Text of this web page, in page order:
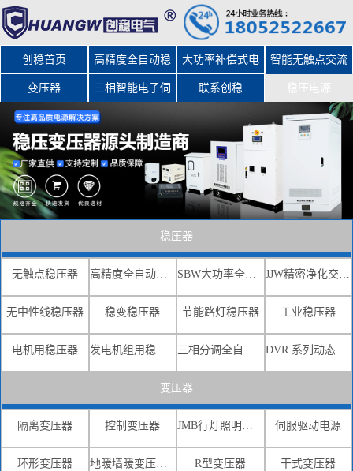
创稳首页 高精度全自动稳
压器
大功率补偿式电
力稳压器
智能无触点交流
变压器 三相智能电子伺 联系创稳
稳压器
无触点稳压器 高精度全自动交流稳压器 SBW大功率全自动补偿式电力稳压器 JJW精密净化交流稳压电源
无中性线稳压器 稳变稳压器 节能路灯稳压器 工业稳压器
电机用稳压器 发电机组用稳压器 三相分调全自动补偿式电力稳压器 DVR 系列动态电压恢复器
变压器
隔离变压器 控制变压器 JMB行灯照明变压器 伺服驱动电源
环形变压器 地暖墙暖变压器电源 R型变压器 干式变压器